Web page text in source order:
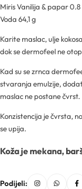
Miris Vanilija & papar 0.8
Voda 64,1 g
Karite maslac, ulje
dok se dermofeel ne
Kad su se zrnca
stvaranja emulzije,
maslac ne postane čvrst.
Konzistencija je čvrsta,
se upija.
Koža je mekana,
Podijeli:
CO2 ekstrakti
Eksfolijatori
Ekstrakti
Emolijenti
Emulgatori
Esteri
Farmaceutske
Ljekarničke
Lončići
Mentorski program